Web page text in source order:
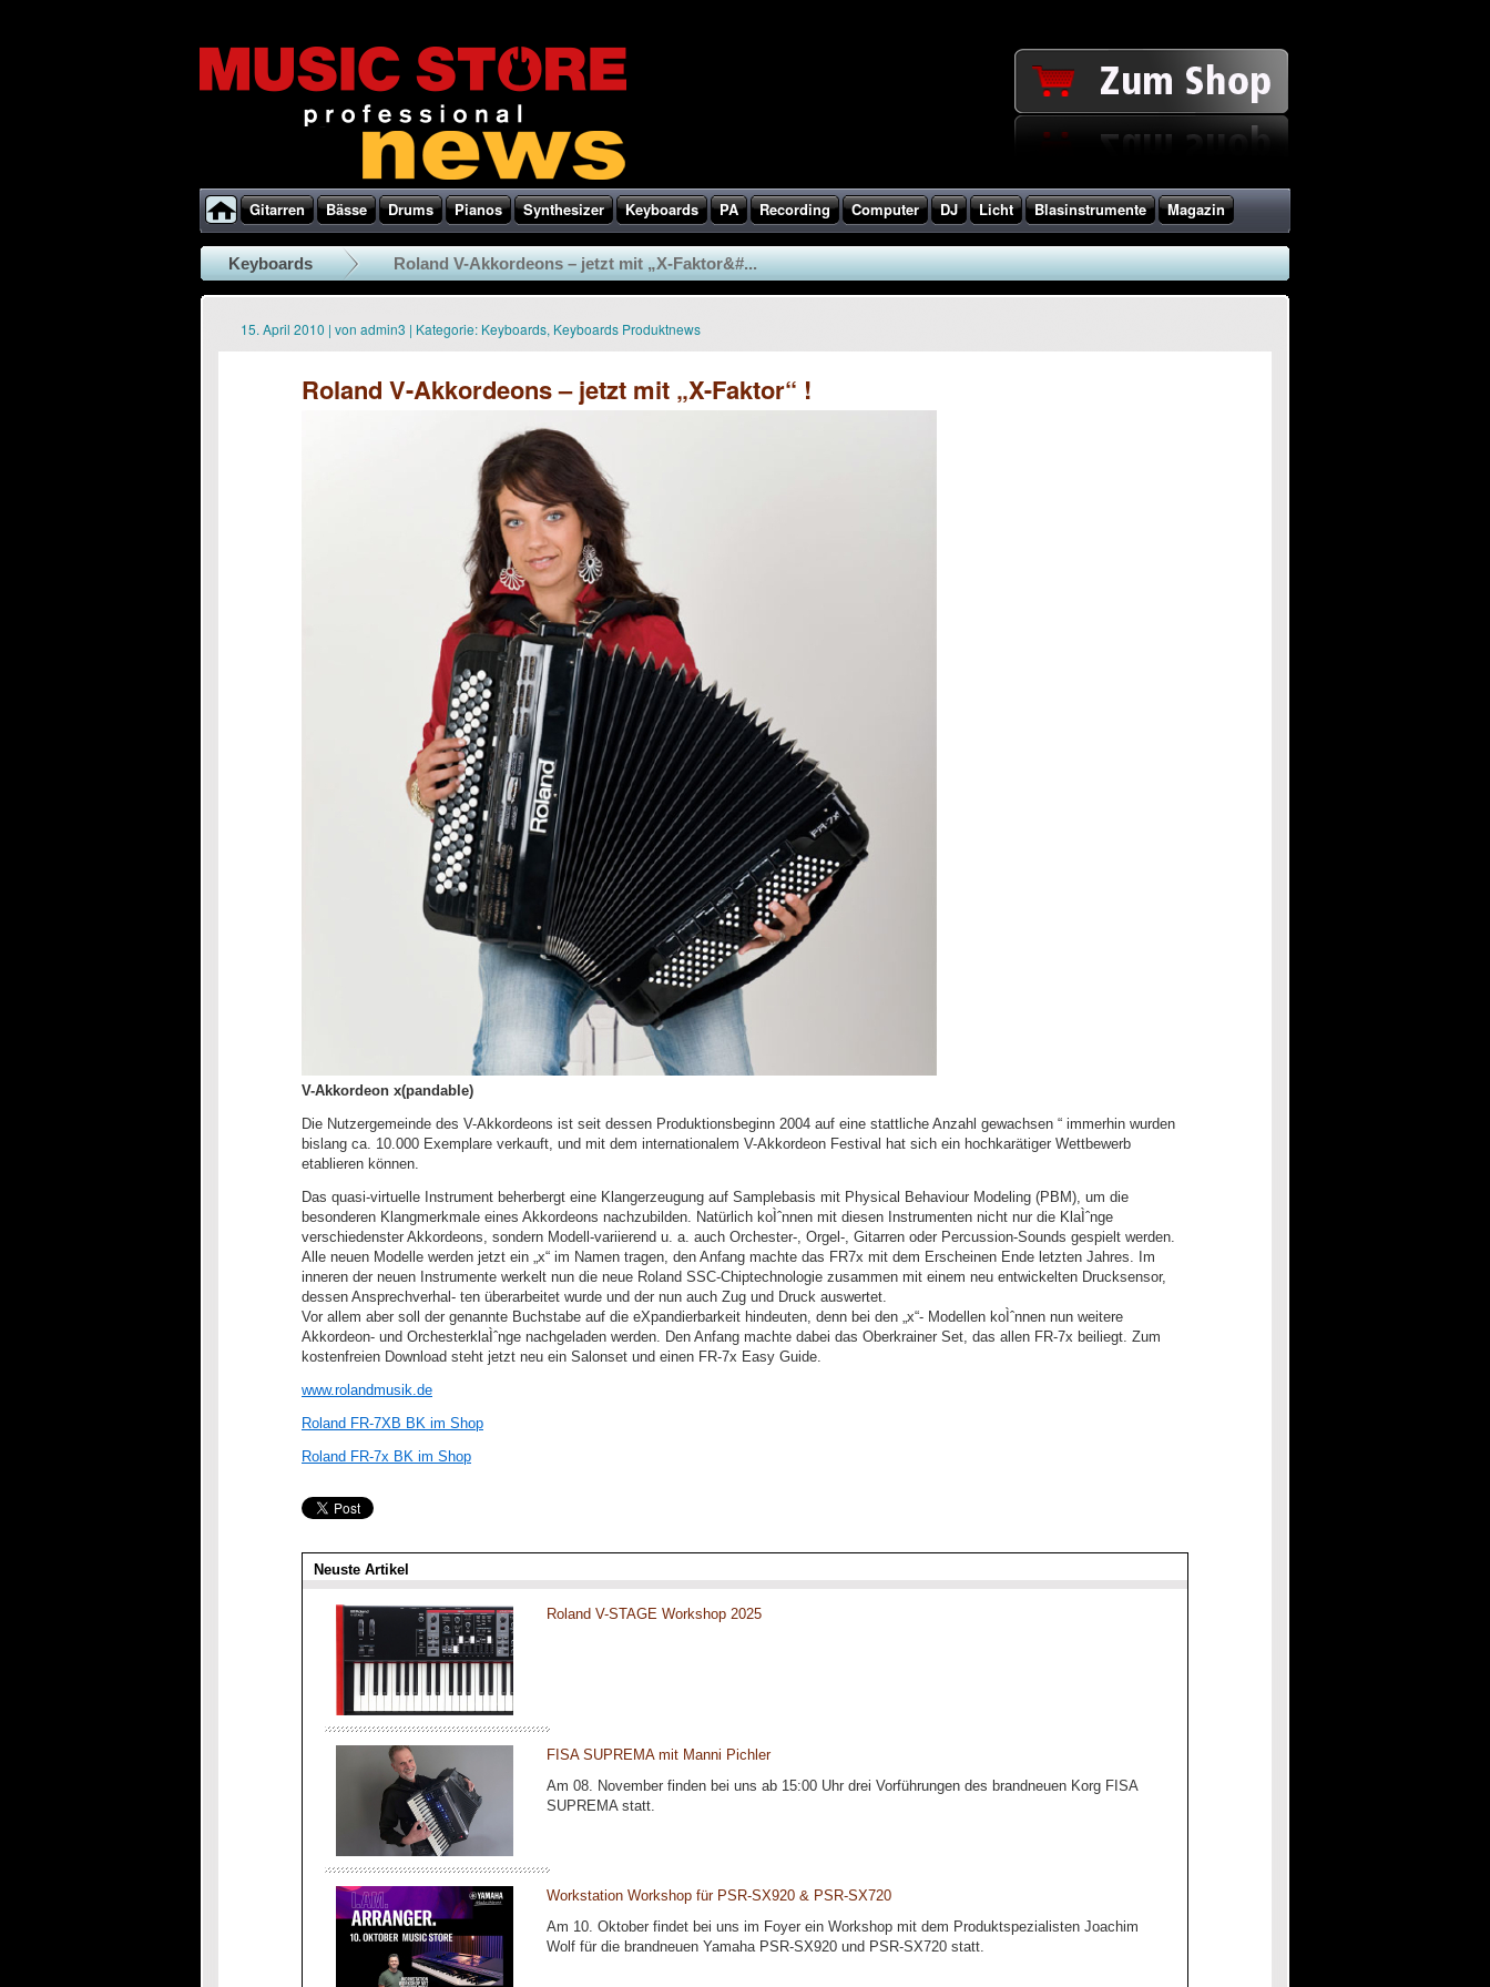
Gitarren Bässe Drums Pianos Synthesizer Keyboards PA Recording Computer DJ Licht Blasinstrumente Magazin
Keyboards Roland V-Akkordeons – jetzt mit „X-Faktor&#...
15. April 2010 | von admin3 | Kategorie: Keyboards, Keyboards Produktnews
Roland V-Akkordeons – jetzt mit „X-Faktor“ !
V-Akkordeon x(pandable)
Die Nutzergemeinde des V-Akkordeons ist seit dessen Produktionsbeginn 2004 auf eine stattliche Anzahl gewachsen “ immerhin wurden
bislang ca. 10.000 Exemplare verkauft, und mit dem internationalem V-Akkordeon Festival hat sich ein hochkarätiger Wettbewerb
etablieren können.
Das quasi-virtuelle Instrument beherbergt eine Klangerzeugung auf Samplebasis mit Physical Behaviour Modeling (PBM), um die
besonderen Klangmerkmale eines Akkordeons nachzubilden. Natürlich koÌˆnnen mit diesen Instrumenten nicht nur die KlaÌˆnge
verschiedenster Akkordeons, sondern Modell-variierend u. a. auch Orchester-, Orgel-, Gitarren oder Percussion-Sounds gespielt werden.
Alle neuen Modelle werden jetzt ein „x“ im Namen tragen, den Anfang machte das FR7x mit dem Erscheinen Ende letzten Jahres. Im
inneren der neuen Instrumente werkelt nun die neue Roland SSC-Chiptechnologie zusammen mit einem neu entwickelten Drucksensor,
dessen Ansprechverhal- ten überarbeitet wurde und der nun auch Zug und Druck auswertet.
Vor allem aber soll der genannte Buchstabe auf die eXpandierbarkeit hindeuten, denn bei den „x“- Modellen koÌˆnnen nun weitere
Akkordeon- und OrchesterklaÌˆnge nachgeladen werden. Den Anfang machte dabei das Oberkrainer Set, das allen FR-7x beiliegt. Zum
kostenfreien Download steht jetzt neu ein Salonset und einen FR-7x Easy Guide.
www.rolandmusik.de
Roland FR-7XB BK im Shop
Roland FR-7x BK im Shop
Neuste Artikel
Roland V-STAGE Workshop 2025
FISA SUPREMA mit Manni Pichler
Am 08. November finden bei uns ab 15:00 Uhr drei Vorführungen des brandneuen Korg FISA
SUPREMA statt.
Workstation Workshop für PSR-SX920 & PSR-SX720
Am 10. Oktober findet bei uns im Foyer ein Workshop mit dem Produktspezialisten Joachim
Wolf für die brandneuen Yamaha PSR-SX920 und PSR-SX720 statt.